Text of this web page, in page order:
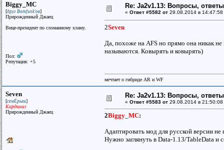
Biggy_MC
[друг Bomfunk'ов]
Прирожденный Джаец
Вице-президент по сломанному хламу.
Пол:
Репутация: +5
Re: Ja2v1.13: Вопросы,
« Ответ #5582 от 29.08.2014 в 14:47:58
2Seven
Да, похоже на AFS но прямо она никак
называются. Ковырять и ковырять)
мечтает о гибриде AR и WF
Seven
[семЁрыш]
Кардинал
Прирожденный Джаец
Re: Ja2v1.13: Вопросы,
« Ответ #5583 от 29.08.2014 в 21:50:08
2Biggy_MC:
Адаптировать мод для русской версии не
Нужно заглянуть в Data-1.13/TableData и